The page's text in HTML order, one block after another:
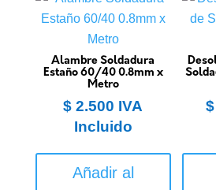
Alambre Soldadura
Estaño 60/40 0.8mm x
Metro
$ 2.500 IVA
Incluido
Añadir al
$